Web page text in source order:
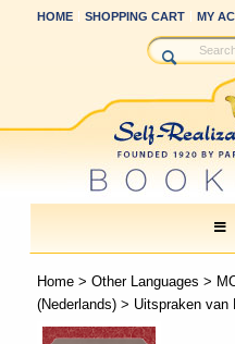
HOME SHOPPING CART MY
Home> Other Languages >
(Nederlands)> Uitspraken van